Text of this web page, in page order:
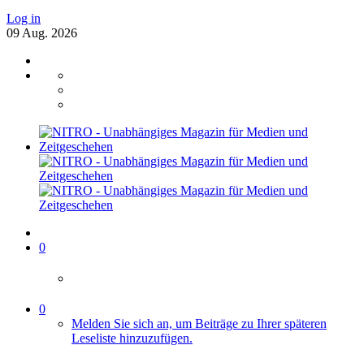
Log in
09 Aug. 2026
0
0
Melden Sie sich an, um Beiträge zu Ihrer späteren
Leseliste hinzuzufügen.